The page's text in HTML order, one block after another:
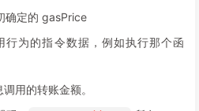
确定的 gasPrice
行为的指令数据，例如执行那个函
用的转账金额。